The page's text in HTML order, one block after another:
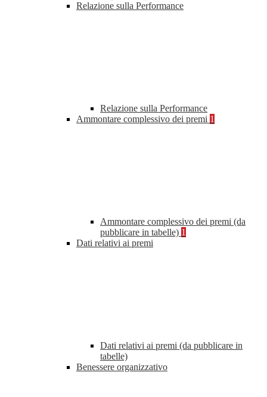
Relazione sulla Performance
Relazione sulla Performance
Ammontare complessivo dei premi 1
Ammontare complessivo dei premi (da
pubblicare in tabelle) 1
Dati relativi ai premi
Dati relativi ai premi (da pubblicare in
tabelle)
Benessere organizzativo